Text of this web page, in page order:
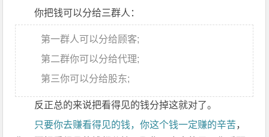
你把钱可以分给三群人：
第一群人可以分给顾客;
第二群你可以分给代理;
第三你可以分给股东;
反正总的来说把看得见的钱分掉这就对了。
只要你去赚看得见的钱，你这个钱一定赚的辛苦，